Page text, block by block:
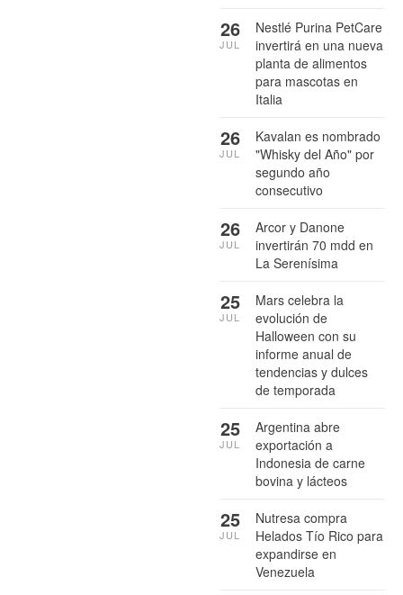
Nestlé Purina PetCare
invertirá en una nueva
planta de alimentos
para mascotas en
Italia
26
JUL
Kavalan es nombrado
"Whisky del Año" por
segundo año
consecutivo
26
JUL
Arcor y Danone
invertirán 70 mdd en
La Serenísima
26
JUL
Mars celebra la
evolución de
Halloween con su
informe anual de
tendencias y dulces
de temporada
25
JUL
Argentina abre
exportación a
Indonesia de carne
bovina y lácteos
25
JUL
Nutresa compra
Helados Tío Rico para
expandirse en
Venezuela
25
JUL